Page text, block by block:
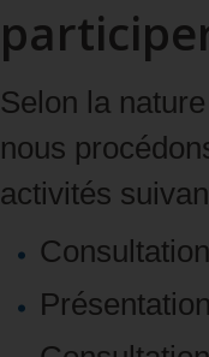
Selon la
nous
activités